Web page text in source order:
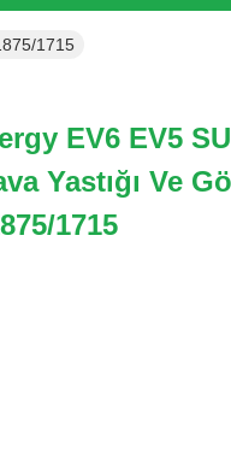
1715
EV6 EV5
Yastığı Ve
1715